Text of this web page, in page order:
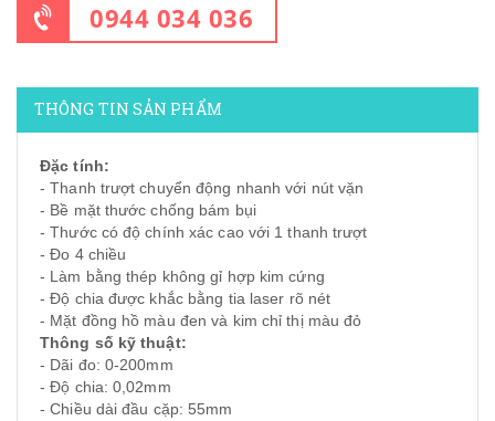
0944 034 036
THÔNG TIN SẢN PHẨM
Đặc tính:
- Thanh trượt chuyển động nhanh với nút vặn
- Bề mặt thước chống bám bụi
- Thước có độ chính xác cao với 1 thanh trượt
- Đo 4 chiều
- Làm bằng thép không gỉ hợp kim cứng
- Độ chia được khắc bằng tia laser rõ nét
- Mặt đồng hồ màu đen và kim chỉ thị màu đỏ
Thông số kỹ thuật:
- Dãi đo: 0-200mm
- Độ chia: 0,02mm
- Chiều dài đầu cặp: 55mm